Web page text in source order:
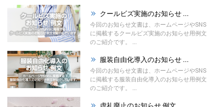
クールビズ実施のお知らせ ...
今回のお知らせ文書は、ホームページやSNS
に掲載するクールビズ実施のお知らせ用例文
のご紹介です。 ...
服装自由化導入のお知らせ ...
今回のお知らせ文書は、ホームページやSNS
に掲載する服装自由化導入のお知らせ用例文
のご紹介です。 ...